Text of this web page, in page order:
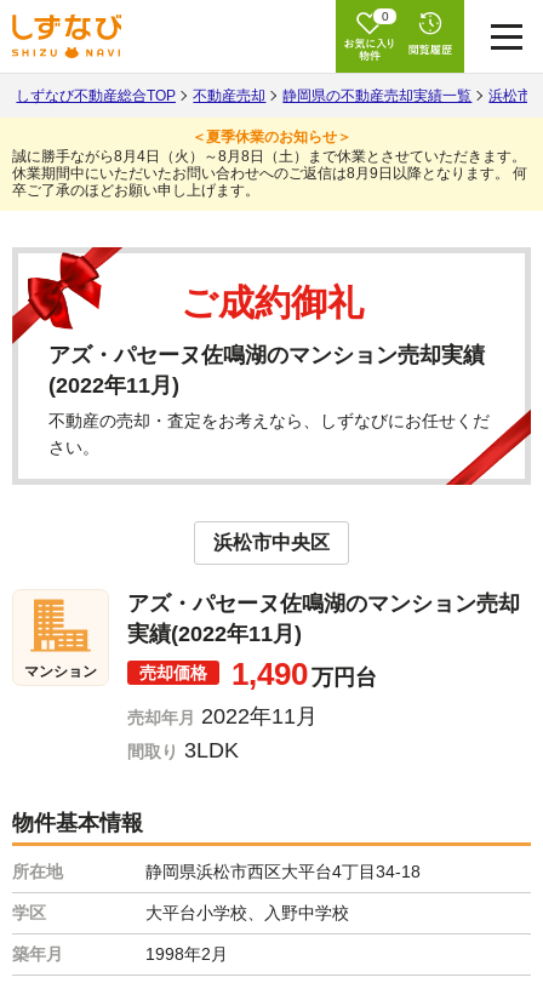
0
しずなび不動産総合TOP 不動産売却 静岡県の不動産売却実績一覧 浜松市
＜夏季休業のお知らせ＞
誠に勝手ながら8月4日（火）～8月8日（土）まで休業とさせていただきます。
休業期間中にいただいたお問い合わせへのご返信は8月9日以降となります。
何
卒ご了承のほどお願い申し上げます。
ご成約御礼
アズ・パセーヌ佐鳴湖のマンション売却実績
(2022年11月)
不動産の売却・査定をお考えなら、しずなびにお任せくだ
さい。
浜松市中央区
マンション
アズ・パセーヌ佐鳴湖のマンション売却
実績(2022年11月)
売却価格 1,490万円台
売却年月 2022年11月
間取り 3LDK
物件基本情報
所在地 静岡県浜松市西区大平台4丁目34-18
学区 大平台小学校、入野中学校
築年月 1998年2月